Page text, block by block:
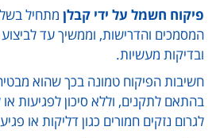
פיקוח חשמל על ידי קבלןמתחיל
המסמכים והדרישות, וממשיך עד
ובדיקות מעשיות.
חשיבות הפיקוח טמונה בכך שהוא
בהתאם לתקנים, וללא סיכון לפגיעות
לגרום נזקים חמורים כגון דליקות או